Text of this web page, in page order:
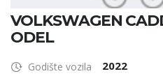
VOLKSWAGEN
ODEL
Godište vozila 2022